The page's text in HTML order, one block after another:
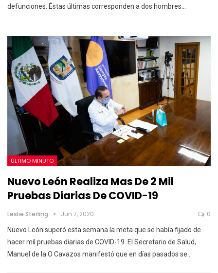
defunciones. Éstas últimas corresponden a dos hombres…
ÚLTIMO MINUTO
Nuevo León Realiza Mas De 2 Mil
Pruebas Diarias De COVID-19
Leslie Sterling Jun 7, 2020 0
Nuevo León superó esta semana la meta que se había fijado de
hacer mil pruebas diarias de COVID-19. El Secretario de Salud,
Manuel de la O Cavazos manifestó que en días pasados se…